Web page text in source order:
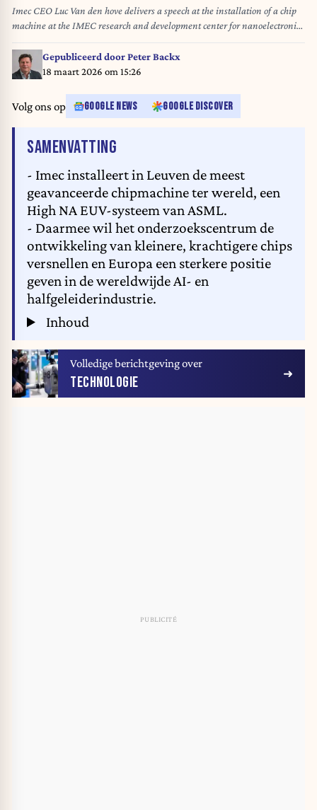
Imec CEO Luc Van den hove delivers a speech at the installation of a chip
machine at the IMEC research and development center for nanoelectronics
and digital technologies in Leuven, Wednesday 18 March 2026. BELGA
PHOTO SARAH VAN HECKE
Gepubliceerd doorPeter Backx
18 maart 2026 om 15:26
Volg ons op GOOGLE NEWS GOOGLE DISCOVER
SAMENVATTING
- Imec installeert in Leuven de meest
geavanceerde chipmachine ter wereld, een
High NA EUV-systeem van ASML.
- Daarmee wil het onderzoekscentrum de
ontwikkeling van kleinere, krachtigere chips
versnellen en Europa een sterkere positie
geven in de wereldwijde AI- en
halfgeleiderindustrie.
Inhoud
Volledige berichtgeving over
TECHNOLOGIE